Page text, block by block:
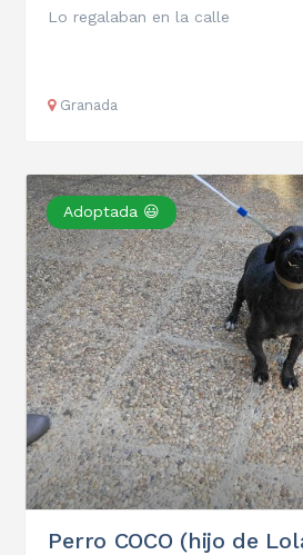
Lo regalaban en la calle
Granada
Adoptada 😃
Perro COCO (hijo de